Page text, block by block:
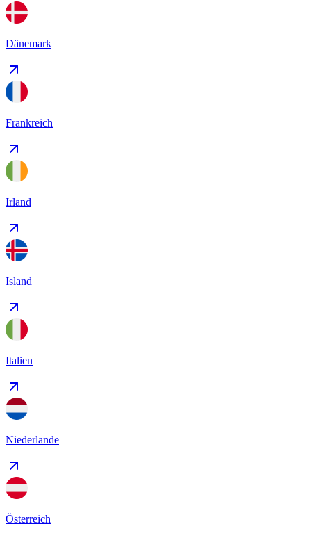
Dänemark
Frankreich
Irland
Island
Italien
Niederlande
Österreich